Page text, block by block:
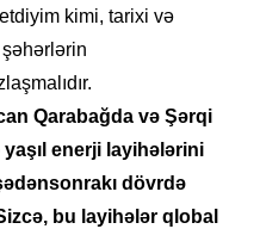
etdiyim kimi, tarixi və
şəhərlərin
Qarabağda və Şərqi
yaşıl enerji layihələrini
dövrdə
bu layihələr qlobal